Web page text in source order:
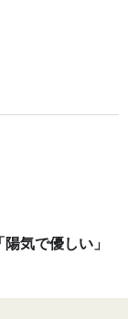
気で優しい」